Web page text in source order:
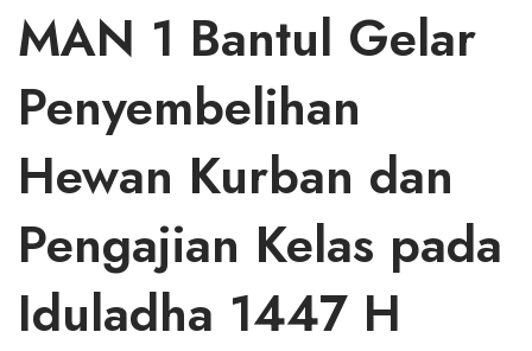
MAN 1 Bantul Gelar
Penyembelihan
Hewan Kurban dan
Pengajian Kelas pada
Iduladha 1447 H